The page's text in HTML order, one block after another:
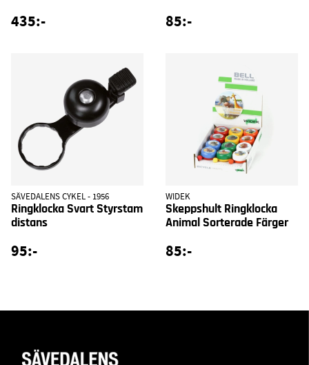
435:- 85:-
SÄVEDALENS CYKEL - 1956
Ringklocka Svart Styrstam
distans
95:-
WIDEK
Skeppshult Ringklocka
Animal Sorterade Färger
85:-